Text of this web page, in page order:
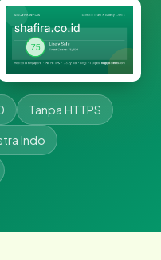
Tanpa HTTPS
Indo